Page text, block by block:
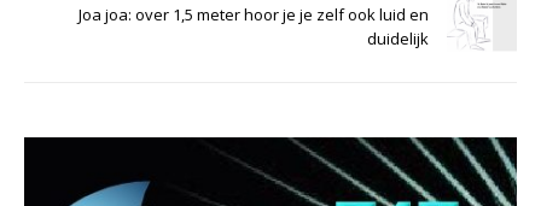
Joa joa: over 1,5 meter hoor je je zelf ook luid en
duidelijk